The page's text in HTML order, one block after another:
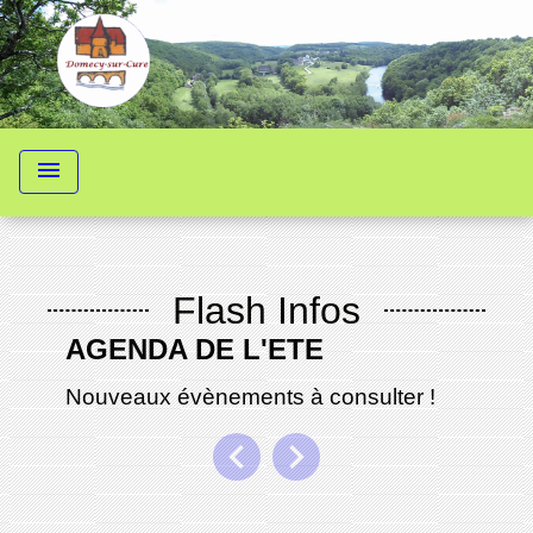
menu
chevron_leftPrevious chevron_right
Next
Flash Infos
AGENDA DE L'ETE
Nouveaux évènements à consulter !
chevron_leftPrevious
chevron_right
Next